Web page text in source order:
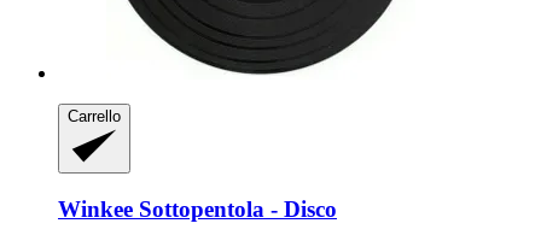
Carrello
Winkee Sottopentola -​ Disco